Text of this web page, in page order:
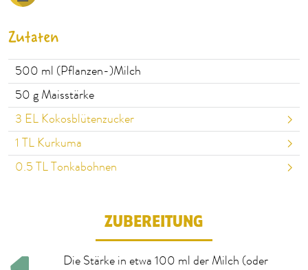
Zutaten
500 ml (Pflanzen-)Milch
50 g Maisstärke
3 EL Kokosblütenzucker
1 TL Kurkuma
0.5 TL Tonkabohnen
ZUBEREITUNG
Die Stärke in etwa 100 ml der Milch (oder